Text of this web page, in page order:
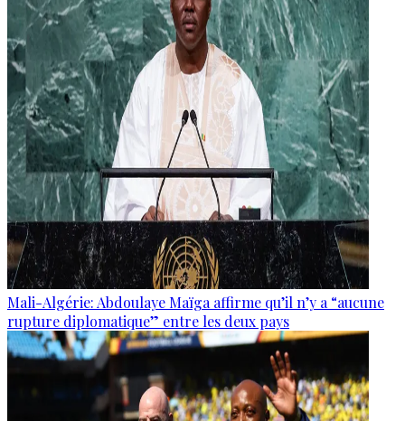
Mali-Algérie: Abdoulaye Maïga affirme qu’il n’y a “aucune
rupture diplomatique” entre les deux pays